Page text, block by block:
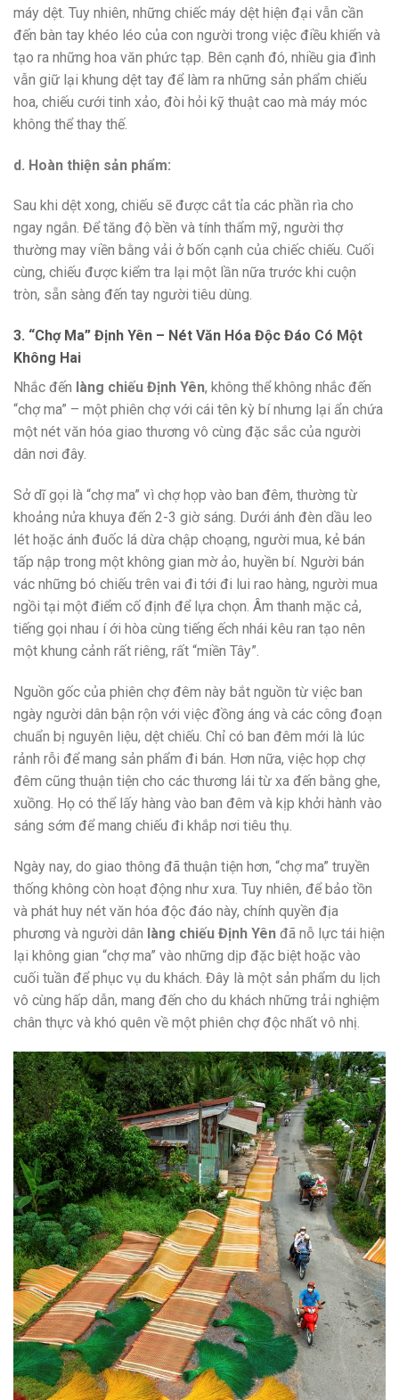
máy dệt. Tuy nhiên, những chiếc máy dệt hiện đại vẫn cần
đến bàn tay khéo léo của con người trong việc điều khiển và
tạo ra những hoa văn phức tạp. Bên cạnh đó, nhiều gia đình
vẫn giữ lại khung dệt tay để làm ra những sản phẩm chiếu
hoa, chiếu cưới tinh xảo, đòi hỏi kỹ thuật cao mà máy móc
không thể thay thế.
d. Hoàn thiện sản phẩm:
Sau khi dệt xong, chiếu sẽ được cắt tỉa các phần rìa cho
ngay ngắn. Để tăng độ bền và tính thẩm mỹ, người thợ
thường may viền bằng vải ở bốn cạnh của chiếc chiếu. Cuối
cùng, chiếu được kiểm tra lại một lần nữa trước khi cuộn
tròn, sẵn sàng đến tay người tiêu dùng.
3. “Chợ Ma” Định Yên – Nét Văn Hóa Độc Đáo Có Một
Không Hai
Nhắc đến làng chiếu Định Yên, không thể không nhắc đến
“chợ ma” – một phiên chợ với cái tên kỳ bí nhưng lại ẩn chứa
một nét văn hóa giao thương vô cùng đặc sắc của người
dân nơi đây.
Sở dĩ gọi là “chợ ma” vì chợ họp vào ban đêm, thường từ
khoảng nửa khuya đến 2-3 giờ sáng. Dưới ánh đèn dầu leo
lét hoặc ánh đuốc lá dừa chập choạng, người mua, kẻ bán
tấp nập trong một không gian mờ ảo, huyền bí. Người bán
vác những bó chiếu trên vai đi tới đi lui rao hàng, người mua
ngồi tại một điểm cố định để lựa chọn. Âm thanh mặc cả,
tiếng gọi nhau í ới hòa cùng tiếng ếch nhái kêu ran tạo nên
một khung cảnh rất riêng, rất “miền Tây”.
Nguồn gốc của phiên chợ đêm này bắt nguồn từ việc ban
ngày người dân bận rộn với việc đồng áng và các công đoạn
chuẩn bị nguyên liệu, dệt chiếu. Chỉ có ban đêm mới là lúc
rảnh rỗi để mang sản phẩm đi bán. Hơn nữa, việc họp chợ
đêm cũng thuận tiện cho các thương lái từ xa đến bằng ghe,
xuồng. Họ có thể lấy hàng vào ban đêm và kịp khởi hành vào
sáng sớm để mang chiếu đi khắp nơi tiêu thụ.
Ngày nay, do giao thông đã thuận tiện hơn, “chợ ma” truyền
thống không còn hoạt động như xưa. Tuy nhiên, để bảo tồn
và phát huy nét văn hóa độc đáo này, chính quyền địa
phương và người dân làng chiếu Định Yên đã nỗ lực tái hiện
lại không gian “chợ ma” vào những dịp đặc biệt hoặc vào
cuối tuần để phục vụ du khách. Đây là một sản phẩm du lịch
vô cùng hấp dẫn, mang đến cho du khách những trải nghiệm
chân thực và khó quên về một phiên chợ độc nhất vô nhị.